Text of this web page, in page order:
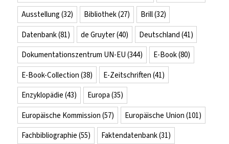
Ausstellung (32) Bibliothek(27) Brill(32)
Datenbank(81) de Gruyter(40) Deutschland (41)
Dokumentationszentrum UN-EU (344) E-Book(80)
E-Book-Collection (38) E-Zeitschriften (41)
Enzyklopädie (43) Europa (35)
Europäische Kommission (57) Europäische Union (101)
Fachbibliographie (55) Faktendatenbank(31)